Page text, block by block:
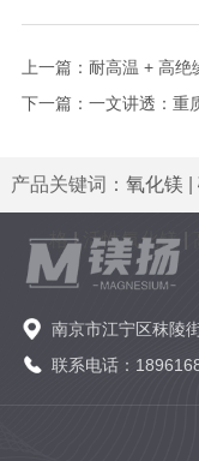
上一篇： 耐高温 + 高绝
下一篇： 一文讲透：重
产品关键词： 氧化镁
格| 活性氧化镁|
南京市江宁区秣陵
联系电话：